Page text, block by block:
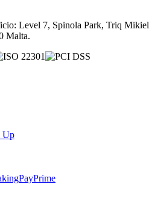
Level 7, Spinola Park, Triq Mikiel
Malta.
Up
PayPrime